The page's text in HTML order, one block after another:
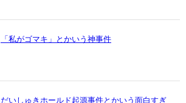
「私がゴマキ」とかいう神事件
だいしゅきホールド起源事件とかいう面白すぎ